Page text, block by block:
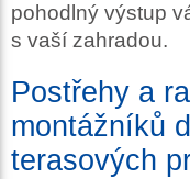
pohodlný výstup
s vaší zahradou.
Postřehy a
montážníků
terasových